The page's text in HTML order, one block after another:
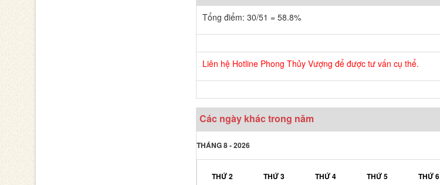
Tổng điểm: 30/51 = 58.8%
Liên hệ Hotline Phong Thủy Vượng để được tư vấn cụ thể.
Các ngày khác trong năm
THÁNG 8 - 2026
THỨ 2 THỨ 3 THỨ 4 THỨ 5 THỨ 6